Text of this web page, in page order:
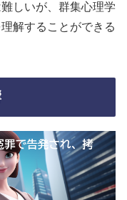
しいが、群集心理学
解することができる